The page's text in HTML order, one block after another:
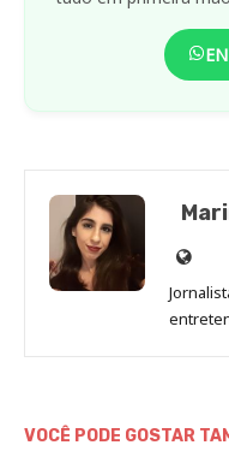
Site
de
VOCÊ PODE GOSTAR